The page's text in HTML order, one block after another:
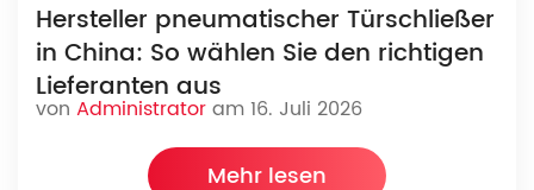
Hersteller pneumatischer Türschließer
in China: So wählen Sie den richtigen
Lieferanten aus
von Administratoram 16. Juli 2026
Mehr lesen